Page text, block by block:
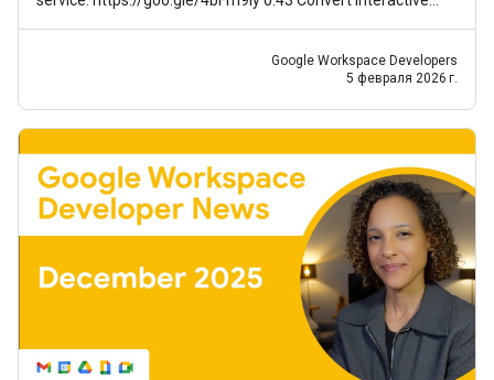
Google Workspace Developers
5 февраля 2026 г.